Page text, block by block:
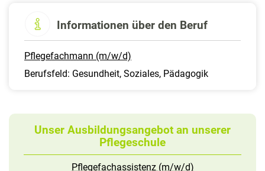
Informationen über den Beruf
Pflegefachmann (m/w/d)
Berufsfeld: Gesundheit, Soziales, Pädagogik
Unser Ausbildungsangebot an unserer
Pflegeschule
Pflegefachassistenz (m/w/d)